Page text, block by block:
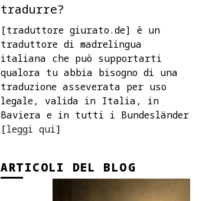
tradurre?
[traduttore giurato.de] è un
traduttore di madrelingua
italiana che può supportarti
qualora tu abbia bisogno di una
traduzione asseverata per uso
legale, valida in Italia, in
Baviera e in tutti i Bundesländer
[leggi qui]
ARTICOLI DEL BLOG